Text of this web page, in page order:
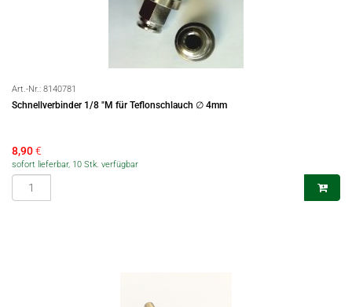
Art.-Nr.: 8140781
Schnellverbinder 1/8 "M für Teflonschlauch ∅ 4mm
8,90€
sofort lieferbar, 10 Stk. verfügbar